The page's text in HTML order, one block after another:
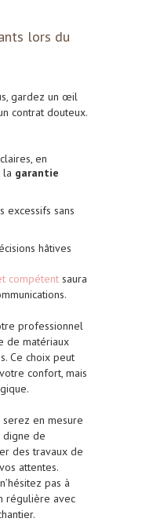
lors du
gardez un œil
contrat douteux.
en
la garantie
excessifs sans
hâtives
compétent saura
professionnel
de matériaux
Ce choix peut
confort, mais
serez en mesure
digne de
des travaux de
attentes.
pas à
régulière avec